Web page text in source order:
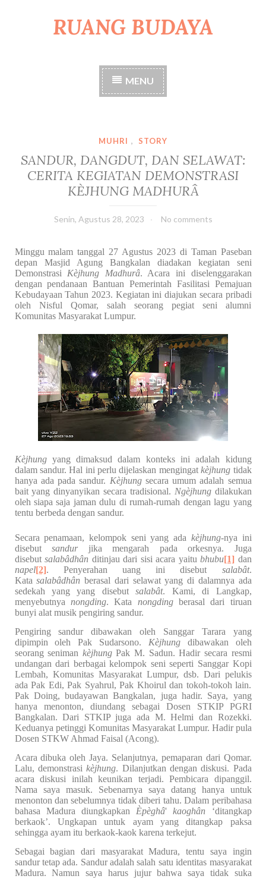
RUANG BUDAYA
MENU
MUHRI , STORY
SANDUR, DANGDUT, DAN SELAWAT:
CERITA KEGIATAN DEMONSTRASI
KÈJHUNG MADHURÂ
Senin, Agustus 28, 2023 No comments
Minggu malam tanggal 27 Agustus 2023 di Taman Paseban
depan Masjid Agung Bangkalan diadakan kegiatan seni
Demonstrasi Kèjhung Madhurâ. Acara ini diselenggarakan
dengan pendanaan Bantuan Pemerintah Fasilitasi Pemajuan
Kebudayaan Tahun 2023. Kegiatan ini diajukan secara pribadi
oleh Nisful Qomar, salah seorang pegiat seni alumni
Komunitas Masyarakat Lumpur.
Kèjhungyang dimaksud dalam konteks ini adalah kidung
dalam sandur. Hal ini perlu dijelaskan mengingatkèjhung tidak
hanya ada pada sandur. Kèjhungsecara umum adalah semua
bait yang dinyanyikan secara tradisional. Ngèjhungdilakukan
oleh siapa saja jaman dulu di rumah-rumah dengan lagu yang
tentu berbeda dengan sandur.
Secara penamaan, kelompok seni yang ada kèjhung-nya ini
disebut sandurjika mengarah pada orkesnya. Juga
disebut salabâdhân ditinjau dari sisi acara yaitu bhubu[1] dan
napel[2]. Penyerahan uang ini disebut salabât.
Katasalabâdhân berasal dari selawat yang di dalamnya ada
sedekah yang yang disebutsalabât. Kami, di Langkap,
menyebutnya nongding. Kata nongdingberasal dari tiruan
bunyi alat musik pengiring sandur.
Pengiring sandur dibawakan oleh Sanggar Tarara yang
dipimpin oleh Pak Sudarsono. Kèjhungdibawakan oleh
seorang seniman kèjhungPak M. Sadun. Hadir secara resmi
undangan dari berbagai kelompok seni seperti Sanggar Kopi
Lembah, Komunitas Masyarakat Lumpur, dsb. Dari pelukis
ada Pak Edi, Pak Syahrul, Pak Khoirul dan tokoh-tokoh lain.
Pak Doing, budayawan Bangkalan, juga hadir. Saya, yang
hanya menonton, diundang sebagai Dosen STKIP PGRI
Bangkalan. Dari STKIP juga ada M. Helmi dan Rozekki.
Keduanya petinggi Komunitas Masyarakat Lumpur. Hadir pula
Dosen STKW Ahmad Faisal (Acong).
Acara dibuka oleh Jaya. Selanjutnya, pemaparan dari Qomar.
Lalu, demonstrasikèjhung. Dilanjutkan dengan diskusi. Pada
acara diskusi inilah keunikan terjadi. Pembicara dipanggil.
Nama saya masuk. Sebenarnya saya datang hanya untuk
menonton dan sebelumnya tidak diberi tahu. Dalam peribahasa
bahasa Madura diungkapkan Èpèghâ'kaoghân ‘ditangkap
berkaok’. Ungkapan untuk ayam yang ditangkap paksa
sehingga ayam itu berkaok-kaok karena terkejut.
Sebagai bagian dari masyarakat Madura, tentu saya ingin
sandur tetap ada. Sandur adalah salah satu identitas masyarakat
Madura. Namun saya harus jujur bahwa saya tidak suka